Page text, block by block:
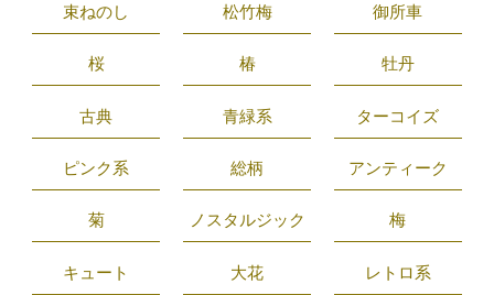
束ねのし 松竹梅 御所車
桜 椿 牡丹
古典 青緑系 ターコイズ
ピンク系 総柄 アンティーク
菊 ノスタルジック 梅
キュート 大花 レトロ系